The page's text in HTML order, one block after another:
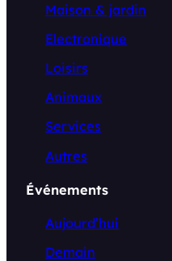
Maison & jardin
Electronique
Loisirs
Animaux
Services
Autres
Événements
Aujourd’hui
Demain